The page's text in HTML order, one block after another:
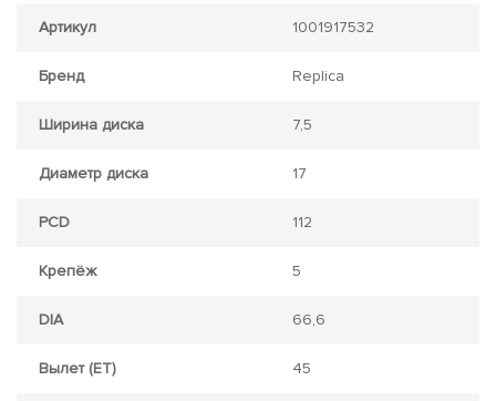
Артикул 1001917532
Бренд Replica
Ширина диска 7,5
Диаметр диска 17
PCD 112
Крепёж 5
DIA 66,6
Вылет (ET) 45